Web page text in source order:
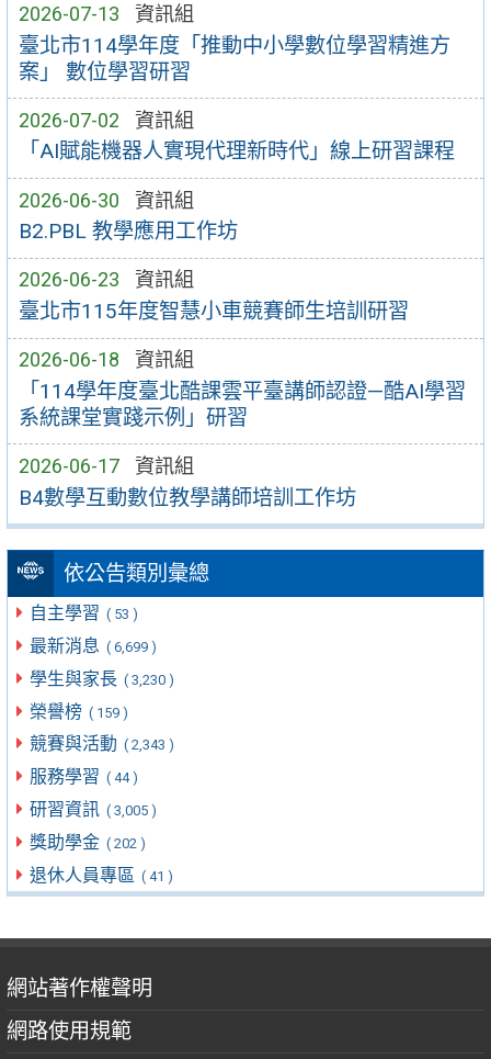
2026-07-13 資訊組
臺北市114學年度「推動中小學數位學習精進方
案」 數位學習研習
2026-07-02 資訊組
「AI賦能機器人實現代理新時代」線上研習課程
2026-06-30 資訊組
B2.PBL 教學應用工作坊
2026-06-23 資訊組
臺北市115年度智慧小車競賽師生培訓研習
2026-06-18 資訊組
「114學年度臺北酷課雲平臺講師認證—酷AI學習
系統課堂實踐示例」研習
2026-06-17 資訊組
B4數學互動數位教學講師培訓工作坊
依公告類別彙總
自主學習 ( 53 )
最新消息 ( 6,699 )
學生與家長 ( 3,230 )
榮譽榜 ( 159 )
競賽與活動 ( 2,343 )
服務學習 ( 44 )
研習資訊 ( 3,005 )
獎助學金 ( 202 )
退休人員專區 ( 41 )
網站著作權聲明
網路使用規範